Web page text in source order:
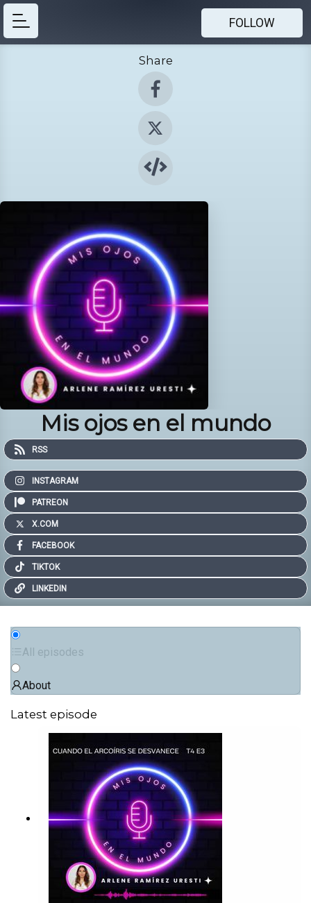
FOLLOW
Share
Mis ojos en el mundo
RSS
INSTAGRAM
PATREON
X.COM
FACEBOOK
TIKTOK
LINKEDIN
All episodes
About
Latest episode